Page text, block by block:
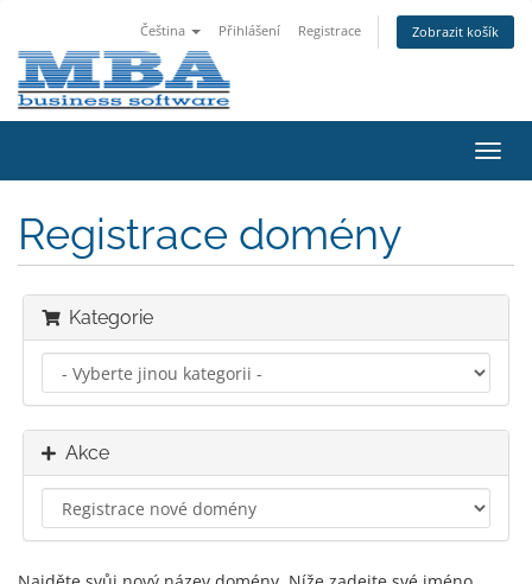
Čeština Přihlášení Registrace Zobrazit košík
Registrace domény
Kategorie
Akce